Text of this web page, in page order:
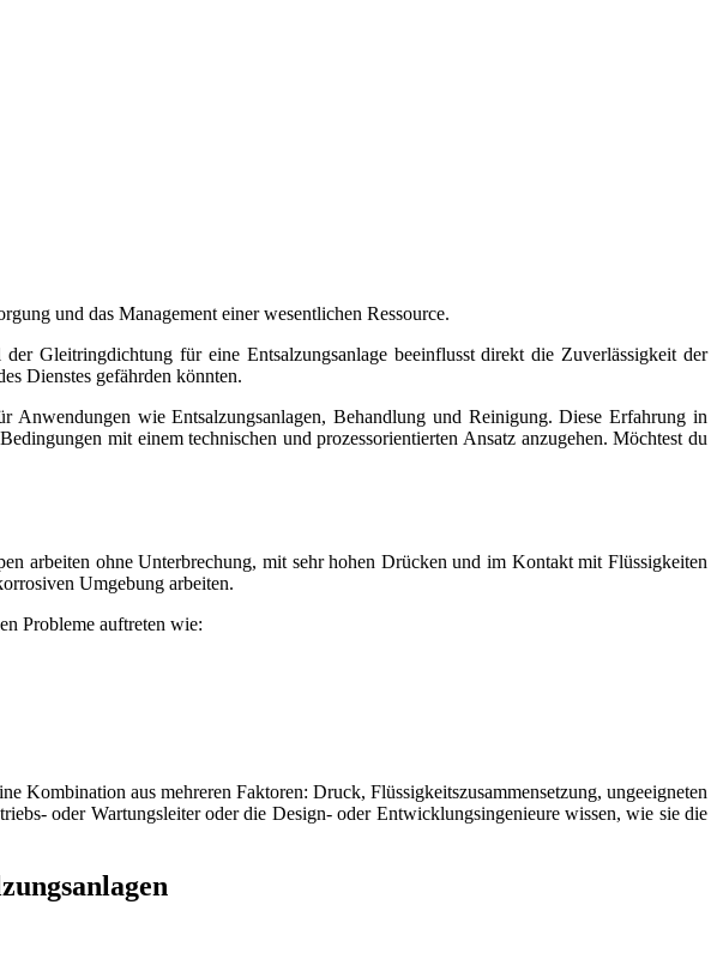
und das Management einer wesentlichen Ressource.
Gleitringdichtung für eine Entsalzungsanlage beeinflusst direkt die Zuverlässigkeit der
Dienstes gefährden könnten.
wie Entsalzungsanlagen, Behandlung und Reinigung. Diese Erfahrung in
mit einem technischen und prozessorientierten Ansatz anzugehen. Möchtest du
arbeiten ohne Unterbrechung, mit sehr hohen Drücken und im Kontakt mit Flüssigkeiten
Umgebung arbeiten.
Probleme auftreten wie:
Kombination aus mehreren Faktoren: Druck, Flüssigkeitszusammensetzung, ungeeigneten
oder Wartungsleiter oder die Design- oder Entwicklungsingenieure wissen, wie sie die